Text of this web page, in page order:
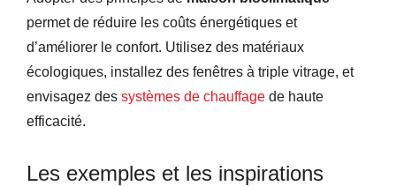
permet de réduire les coûts énergétiques et
d’améliorer le confort. Utilisez des matériaux
écologiques, installez des fenêtres à triple vitrage, et
envisagez des systèmes de chauffage de haute
efficacité.
Les exemples et les inspirations